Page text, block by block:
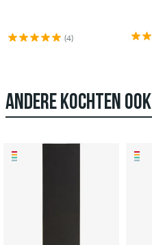
(4)
ANDERE KOCHTEN OOK